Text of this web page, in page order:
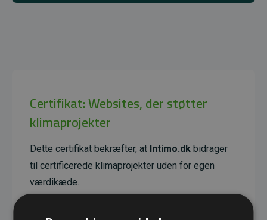
Certifikat: Websites, der støtter
klimaprojekter
Dette certifikat bekræfter, at Intimo.dk bidrager
til certificerede klimaprojekter uden for egen
værdikæde.
reducerende effekt, som i gennemsnit svarer til